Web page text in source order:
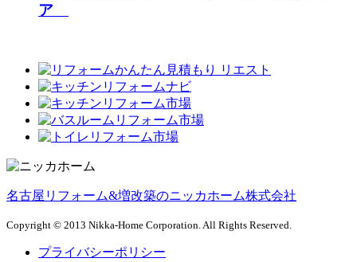
ア
名古屋リフォーム&増改築のニッカホーム株式会社
Copyright © 2013 Nikka-Home Corporation. All Rights Reserved.
プライバシーポリシー